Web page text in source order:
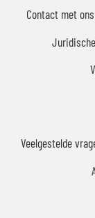
Contact met
Veelgestelde